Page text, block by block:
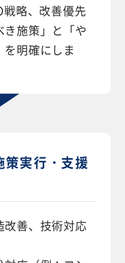
戦略、改善優先
施策」と「や
を明確にしま
策実行・支援
改善、技術対応